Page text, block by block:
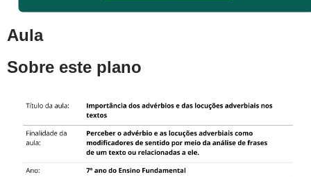
Aula
Sobre este plano